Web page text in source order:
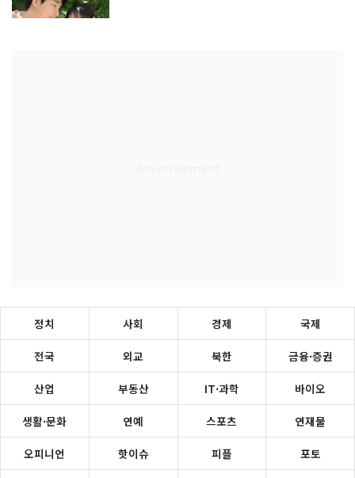
정치 사회 경제 국제
전국 외교 북한 금융·증권
산업 부동산 IT·과학 바이오
생활·문화 연예 스포츠 연재물
오피니언 핫이슈 피플 포토